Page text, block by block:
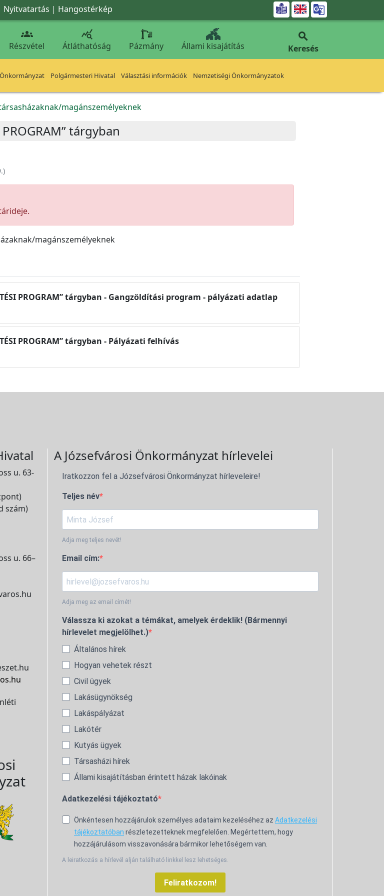
Nyitvatartás | Hangostérkép 

Részvétel

Átláthatóság Pázmány Állami kisajátítás

Keresés
Önkormányzat Polgármesteri Hivatal Választási információk Nemzetiségi Önkormányzatok
magánszemélyeknek
tárgyban
)
magánszemélyeknek
PROGRAM” tárgyban - Gangzöldítási program - pályázati adatlap
PROGRAM” tárgyban - Pályázati felhívás
u. 63-
szám)
u. 66–
A Józsefvárosi Önkormányzat hírlevelei
Iratkozzon fel a Józsefvárosi Önkormányzat hírleveleire!
Teljes név
Adja meg teljes nevét!
Email cím:
Adja meg az email címét!
Válassza ki azokat a témákat, amelyek érdeklik! (Bármennyi
hírlevelet megjelölhet.)
Általános hírek
Hogyan vehetek részt
Civil ügyek
Lakásügynökség
Lakáspályázat
Lakótér
Kutyás ügyek
Társasházi hírek
Állami kisajátításban érintett házak lakóinak
Adatkezelési tájékoztató
Önkéntesen hozzájárulok személyes adataim kezeléséhez az Adatkezelési
tájékoztatóban részletezetteknek megfelelően. Megértettem, hogy
hozzájárulásom visszavonására bármikor lehetőségem van.
A leiratkozás a hírlevél alján található linkkel lesz lehetséges.
Feliratkozom!